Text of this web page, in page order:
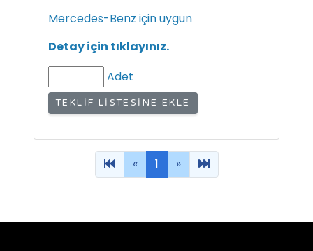
Mercedes-Benz için uygun
Detay için tıklayınız.
Adet
TEKLIF LISTESINE EKLE
« 1 »